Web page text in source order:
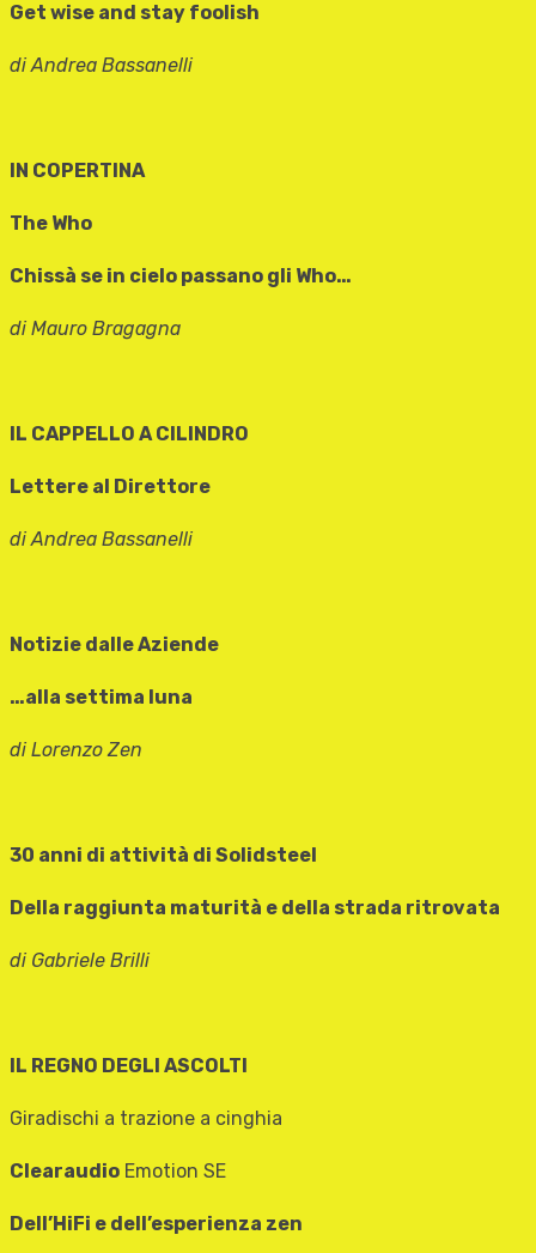
Get wise and stay foolish
di Andrea Bassanelli
IN COPERTINA
The Who
Chissà se in cielo passano gli Who…
di Mauro Bragagna
IL CAPPELLO A CILINDRO
Lettere al Direttore
di Andrea Bassanelli
Notizie dalle Aziende
…alla settima luna
di Lorenzo Zen
30 anni di attività di Solidsteel
Della raggiunta maturità e della strada ritrovata
di Gabriele Brilli
IL REGNO DEGLI ASCOLTI
Giradischi a trazione a cinghia
Clearaudio Emotion SE
Dell’HiFi e dell’esperienza zen